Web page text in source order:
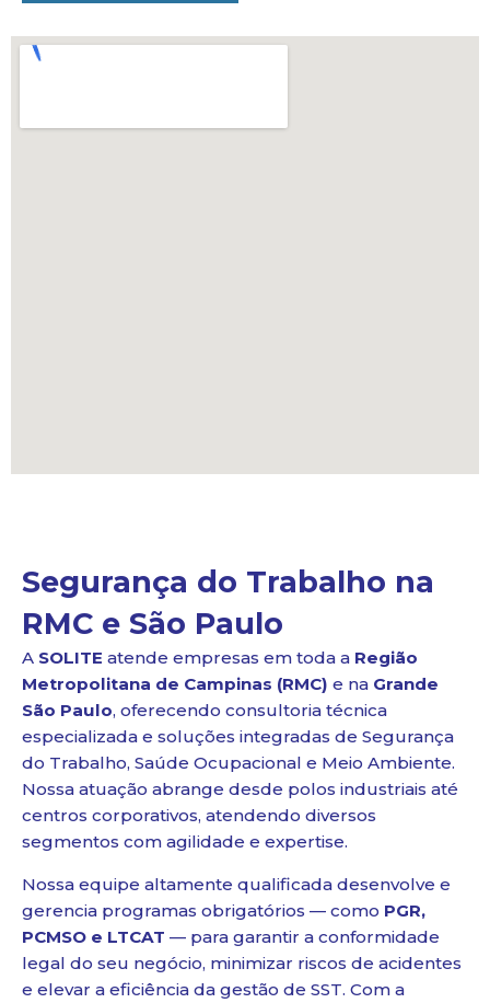
Segurança do Trabalho na
RMC e São Paulo
A SOLITE atende empresas em toda a Região
Metropolitana de Campinas (RMC) e na Grande
São Paulo, oferecendo consultoria técnica
especializada e soluções integradas de Segurança
do Trabalho, Saúde Ocupacional e Meio Ambiente.
Nossa atuação abrange desde polos industriais até
centros corporativos, atendendo diversos
segmentos com agilidade e expertise.
Nossa equipe altamente qualificada desenvolve e
gerencia programas obrigatórios — como PGR,
PCMSO e LTCAT — para garantir a conformidade
legal do seu negócio, minimizar riscos de acidentes
e elevar a eficiência da gestão de SST. Com a